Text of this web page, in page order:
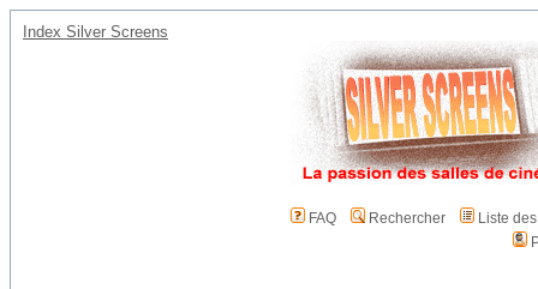
Index Silver Screens
FAQ Rechercher
Liste